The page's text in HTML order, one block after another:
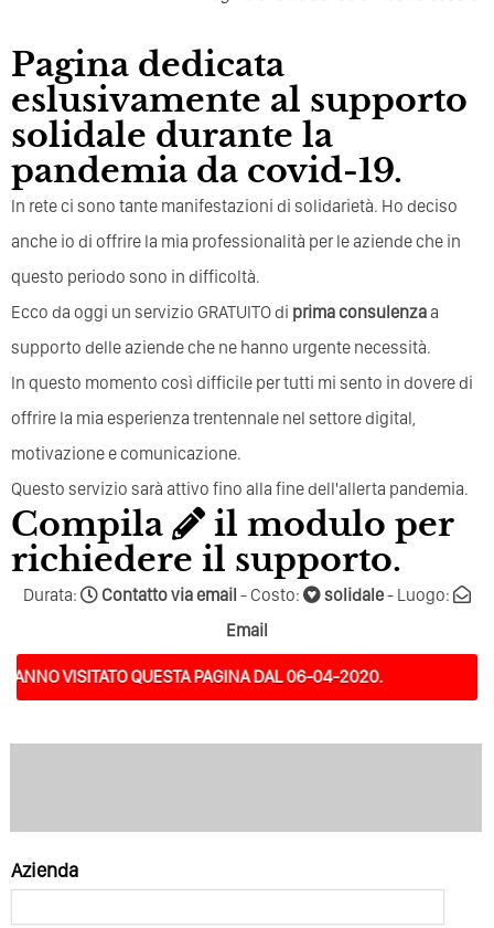
Pagina dedicata
eslusivamente al supporto
solidale durante la
pandemia da covid-19.
In rete ci sono tante manifestazioni di solidarietà. Ho deciso
anche io di offrire la mia professionalità per le aziende che in
questo periodo sono in difficoltà.
Ecco da oggi un servizio GRATUITO di prima consulenzaa
supporto delle aziende che ne hanno urgente necessità.
In questo momento così difficile per tutti mi sento in dovere di
offrire la mia esperienza trentennale nel settore digital,
motivazione e comunicazione.
Questo servizio sarà attivo fino alla fine dell'allerta pandemia.
Compila
il modulo per
richiedere il supporto.
Durata: Contatto via email - Costo: solidale- Luogo:
Email
VISITATO QUESTA PAGINA DAL 06-04-2020.
Azienda